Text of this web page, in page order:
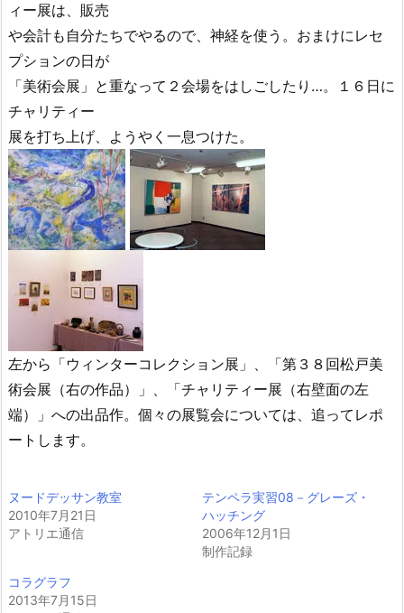
ィー展は、販売
や会計も自分たちでやるので、神経を使う。おまけにレセ
プションの日が
「美術会展」と重なって２会場をはしごしたり…。１６日に
チャリティー
展を打ち上げ、ようやく一息つけた。
左から「ウィンターコレクション展」、「第３８回松戸美
術会展（右の作品）」、「チャリティー展（右壁面の左
端）」への出品作。個々の展覧会については、追ってレポ
ートします。
ヌードデッサン教室
2010年7月21日
アトリエ通信
テンペラ実習08－グレーズ・
ハッチング
2006年12月1日
制作記録
コラグラフ
2013年7月15日